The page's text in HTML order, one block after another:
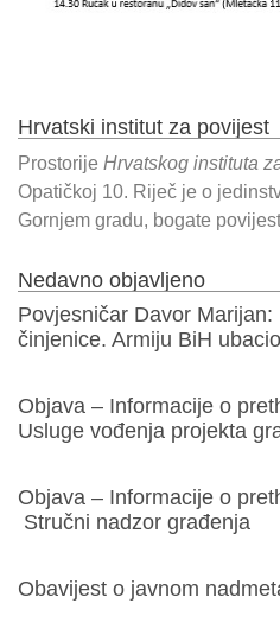
Hrvatski institut za povijest
Prostorije Hrvatskog instituta
Opatičkoj 10. Riječ je o
Gornjem gradu, bogate
Nedavno objavljeno
Povjesničar Davor
činjenice. Armiju BiH
Objava – Informacije o
Usluge vođenja projekta
Objava – Informacije o
Stručni nadzor građenja
Obavijest o javnom